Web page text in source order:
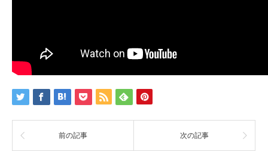
前の記事 次の記事